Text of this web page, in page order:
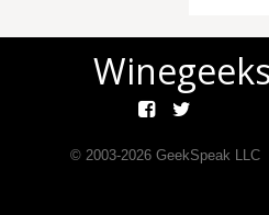
Winegeeks
© 2003-2026GeekSpeak LLC